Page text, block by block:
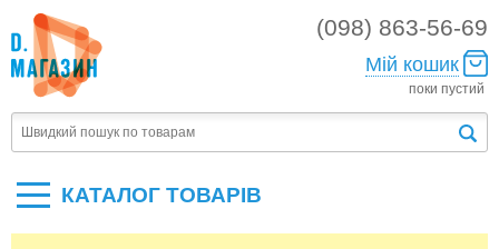
(098) 863-56-69
Мій кошик
поки пустий
КАТАЛОГ ТОВАРIВ